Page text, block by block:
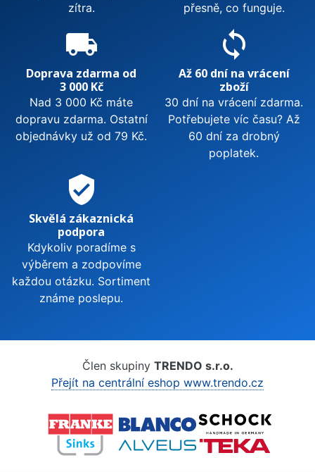
zítra.
přesně, co funguje.
local_shipping
Doprava zdarma od
3 000 Kč
Nad 3 000 Kč máte
dopravu zdarma. Ostatní
objednávky už od 79 Kč.
sync
Až 60 dní na vrácení
zboží
30 dní na vrácení zdarma.
Potřebujete víc času? Až
60 dní za drobný
poplatek.
verified_user
Skvělá zákaznická
podpora
Kdykoliv poradíme s
výběrem a zodpovíme
každou otázku. Sortiment
známe poslepu.
Člen skupiny TRENDO s.r.o.
Přejít na centrální eshop www.trendo.cz